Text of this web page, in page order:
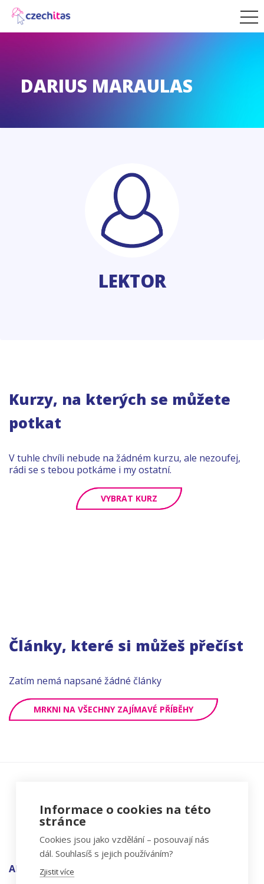
DARIUS MARAULAS
LEKTOR
Kurzy, na kterých se můžete
potkat
V tuhle chvíli nebude na žádném kurzu, ale nezoufej,
rádi se s tebou potkáme i my ostatní.
VYBRAT KURZ
Články, které si můžeš přečíst
Zatím nemá napsané žádné články
MRKNI NA VŠECHNY ZAJÍMAVÉ PŘÍBĚHY
ADRESA
Informace o cookies na této
stránce
Cookies jsou jako vzdělání – posouvají nás
dál. Souhlasíš s jejich používáním?
Zjistit více